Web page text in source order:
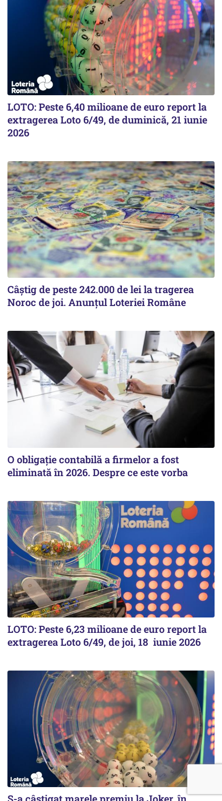
LOTO: Peste 6,40 milioane de euro report la
extragerea Loto 6/49, de duminică, 21 iunie
2026
Câștig de peste 242.000 de lei la tragerea
Noroc de joi. Anunțul Loteriei Române
O obligație contabilă a firmelor a fost
eliminată în 2026. Despre ce este vorba
LOTO: Peste 6,23 milioane de euro report la
extragerea Loto 6/49, de joi, 18 iunie 2026
S-a câștigat marele premiu la Joker, în